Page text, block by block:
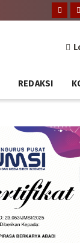
REDAKSI